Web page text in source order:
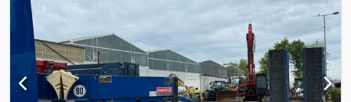
asistovanými klapkami a pneumatickým odistením zadnej klapky.
Údaje o príslušenstve sú bez záruky, zmeny, predaj medzičasom a
chyby vyhradené! Codpewkiw Tefx Alceha